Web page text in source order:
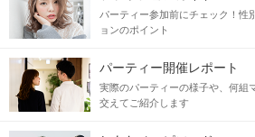
パーティー参加前にチェック！性
ョンのポイント
パーティー開催レポート
実際のパーティーの様子や、何組
交えてご紹介します